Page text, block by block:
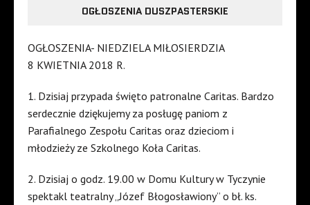
OGŁOSZENIA DUSZPASTERSKIE
OGŁOSZENIA- NIEDZIELA MIŁOSIERDZIA
8 KWIETNIA 2018 R.
1. Dzisiaj przypada święto patronalne Caritas. Bardzo
serdecznie dziękujemy za posługę paniom z
Parafialnego Zespołu Caritas oraz dzieciom i
młodzieży ze Szkolnego Koła Caritas.
2. Dzisiaj o godz. 19.00 w Domu Kultury w Tyczynie
spektakl teatralny „Józef Błogosławiony” o bł. ks.